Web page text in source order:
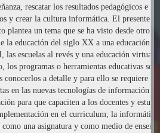
rescatar los resultados pedagógicos e
y crear la cultura informática. El presente
plantea un tema que se ha visto desde otro
la educación del siglo XX a una educación
escuelas al revés y una educación virtual.
los programas o herramientas educativas son
conocerlos a detalle y para ello se requiere
en las nuevas tecnologías de información y
para que capaciten a los docentes y
en el curriculum; la informática
como una asignatura y como medio de